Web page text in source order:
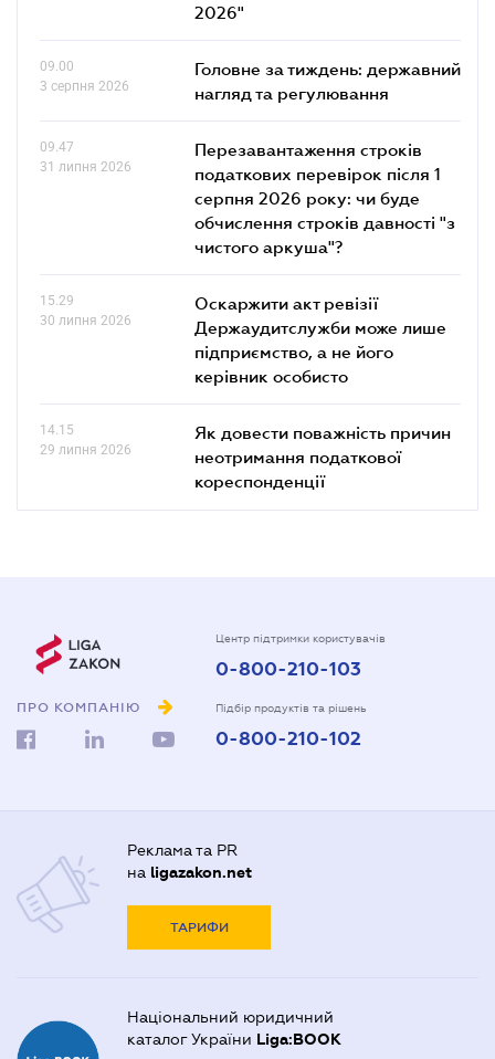
2026"
09.00
3 серпня 2026
Головне за тиждень: державний
нагляд та регулювання
09.47
31 липня 2026
Перезавантаження строків
податкових перевірок після 1
серпня 2026 року: чи буде
обчислення строків давності "з
чистого аркуша"?
15.29
30 липня 2026
Оскаржити акт ревізії
Держаудитслужби може лише
підприємство, а не його
керівник особисто
14.15
29 липня 2026
Як довести поважність причин
неотримання податкової
кореспонденції
ПРО КОМПАНІЮ
Центр підтримки користувачів
0-800-210-103
Підбір продуктів та рішень
0-800-210-102
Реклама та PR
на ligazakon.net
ТАРИФИ
Національний юридичний
каталог України Liga:BOOK